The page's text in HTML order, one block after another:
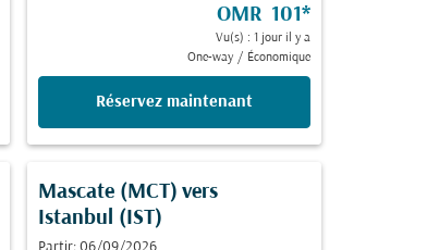
OMR 101*
Vu(s) : 1 jour il y a
One-way / Économique
Réservez maintenant
Mascate (MCT) vers
Istanbul (IST)